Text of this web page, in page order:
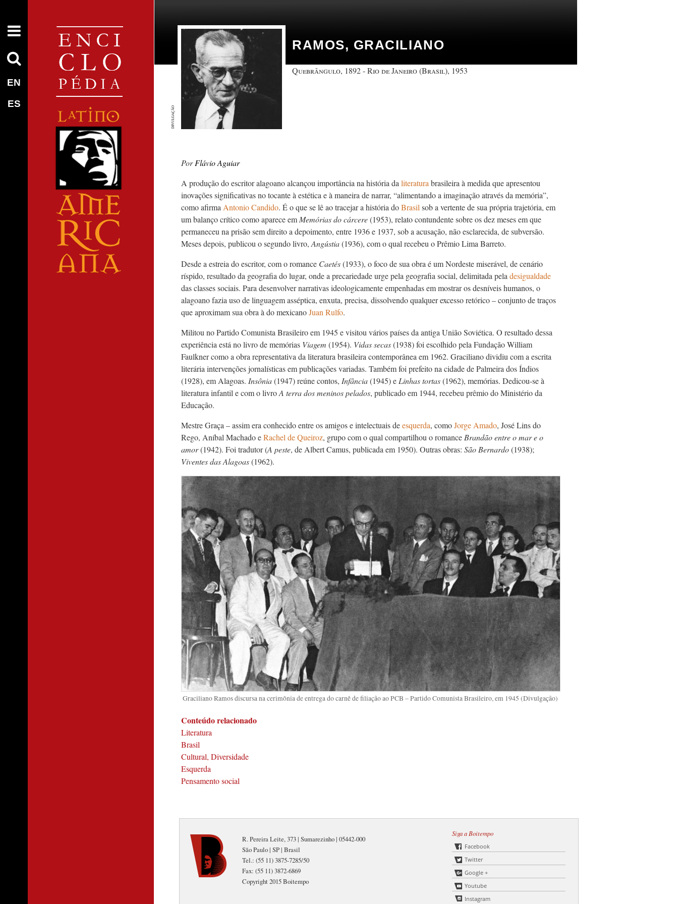
EN
ES
DIVULGAÇÃO
RAMOS, GRACILIANO
Quebrângulo, 1892 - Rio de Janeiro (Brasil), 1953
Flávio Aguiar
A produção do escritor alagoano alcançou importância na história da literatura brasileira à medida que apresentou
inovações significativas no tocante à estética e à maneira de narrar, “alimentando a imaginação através da memória”,
como afirma Antonio Candido. É o que se lê ao tracejar a história doBrasil sob a vertente de sua própria trajetória, em
um balanço crítico como aparece em Memórias do cárcere(1953), relato contundente sobre os dez meses em que
permaneceu na prisão sem direito a depoimento, entre 1936 e 1937, sob a acusação, não esclarecida, de subversão.
Meses depois, publicou o segundo livro, Angústia(1936), com o qual recebeu o Prêmio Lima Barreto.
Desde a estreia do escritor, com o romance Caetés(1933), o foco de sua obra é um Nordeste miserável, de cenário
ríspido, resultado da geografia do lugar, onde a precariedade urge pela geografia social, delimitada pela desigualdade
das classes sociais. Para desenvolver narrativas ideologicamente empenhadas em mostrar os desníveis humanos, o
alagoano fazia uso de linguagem asséptica, enxuta, precisa, dissolvendo qualquer excesso retórico – conjunto de traços
que aproximam sua obra à do mexicanoJuan Rulfo.
Militou no Partido Comunista Brasileiro em 1945 e visitou vários países da antiga União Soviética. O resultado dessa
experiência está no livro de memórias Viagem (1954). Vidas secas(1938) foi escolhido pela Fundação William
Faulkner como a obra representativa da literatura brasileira contemporânea em 1962. Graciliano dividiu com a escrita
literária intervenções jornalísticas em publicações variadas. Também foi prefeito na cidade de Palmeira dos Índios
(1928), em Ala­goas. Insônia(1947) reúne contos, Infância(1945) e Linhas tortas(1962), memórias. Dedicou-se à
literatura infantil e com o livroA terra dos meninos pelados, publicado em 1944, recebeu prêmio do Ministério da
Educação.
Mestre Graça – assim era conhecido entre os amigos e intelectuais deesquerda, comoJorge Amado, José Lins do
Rego, Aníbal Machado eRachel de Queiroz, grupo com o qual compartilhou o romance Brandão entre o mar e o
amor(1942). Foi tradutor (A peste, de Albert Camus, publicada em 1950). Outras obras: São Bernardo(1938);
Viventes das Alagoas(1962).
Graciliano Ramos discursa na cerimônia de entrega do carnê de filiação ao PCB – Partido Comunista Brasileiro, em 1945 (Divulgação)
Conteúdo relacionado
Literatura
Brasil
Cultural, Diversidade
Esquerda
Pensamento social
R. Pereira Leite, 373 | Sumarezinho | 05442-000
São Paulo | SP | Brasil
Tel.: (55 11) 3875-7285/50
Fax: (55 11) 3872-6869
Copyright 2015 Boitempo
Siga a Boitempo
Facebook
Twitter
Google +
Youtube
Instagram